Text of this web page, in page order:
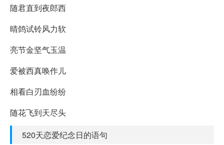
随君直到夜郎西
晴鸽试铃风力软
亮节金坚气玉温
爱被西真唤作儿
相看白刃血纷纷
随花飞到天尽头
520天恋爱纪念日的语句